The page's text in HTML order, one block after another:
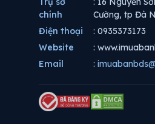
chính
Cường, tp Đà
Điện thoại
: 0935373173
Website
:
Email
: